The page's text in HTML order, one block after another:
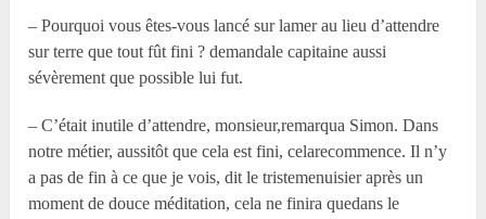
– Pourquoi vous êtes-vous lancé sur lamer au lieu d’attendre
sur terre que tout fût fini ? demandale capitaine aussi
sévèrement que possible lui fut.
– C’était inutile d’attendre, monsieur,remarqua Simon. Dans
notre métier, aussitôt que cela est fini, celarecommence. Il n’y
a pas de fin à ce que je vois, dit le tristemenuisier après un
moment de douce méditation, cela ne finira quedans le